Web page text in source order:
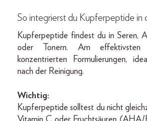
So integrierst du Kupferpeptide in
Kupferpeptide findest du in Seren,
oder Tonern. Am
konzentrierten Formulierungen,
nach der Reinigung.
Wichtig:
Kupferpeptide solltest du nicht